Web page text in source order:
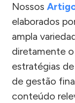
Nossos
elaborados
ampla
diretamente
estratégias
de gestão
conteúdo